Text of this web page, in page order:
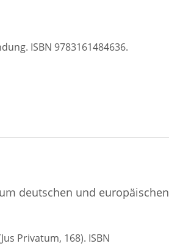
ISBN 9783161484636.
deutschen und europäischen
Privatum, 168). ISBN